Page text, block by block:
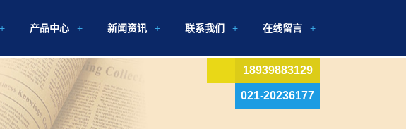
产品中心 新闻资讯 联系我们 在线留言
18939883129
021-20236177